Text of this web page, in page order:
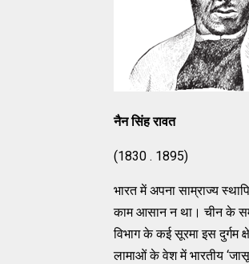
नैन सिंह रावत
(1830 . 1895)
भारत में अपना साम्राज्य
काम आसान न था। चीन के
विभाग के कई सूरमा इस दुर्गम
लामाओं के वेश में भारतीय